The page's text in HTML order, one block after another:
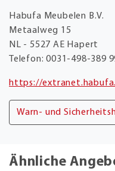
Habufa Meubelen B.V.
Metaalweg 15
NL - 5527 AE Hapert
Telefon: 0031-498-389
https://
Warn- und
Ähnliche